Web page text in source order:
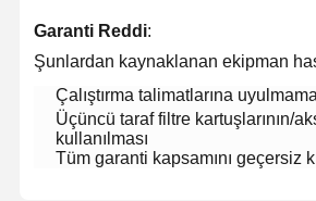
​Garanti Reddi​​:
Şunlardan kaynaklanan ekipman
Çalıştırma talimatlarına
Üçüncü taraf filtre kartuşlarının/
kullanılması
Tüm garanti kapsamını geçersiz